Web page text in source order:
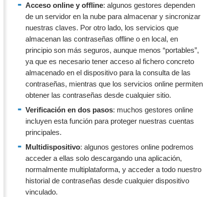
Acceso online y offline: algunos gestores dependen
de un servidor en la nube para almacenar y sincronizar
nuestras claves. Por otro lado, los servicios que
almacenan las contraseñas offline o en local, en
principio son más seguros, aunque menos “portables”,
ya que es necesario tener acceso al fichero concreto
almacenado en el dispositivo para la consulta de las
contraseñas, mientras que los servicios online permiten
obtener las contraseñas desde cualquier sitio.
Verificación en dos pasos: muchos gestores online
incluyen esta función para proteger nuestras cuentas
principales.
Multidispositivo: algunos gestores online podremos
acceder a ellas solo descargando una aplicación,
normalmente multiplataforma, y acceder a todo nuestro
historial de contraseñas desde cualquier dispositivo
vinculado.